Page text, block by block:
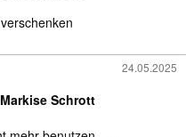
24.05.2025
Schrott